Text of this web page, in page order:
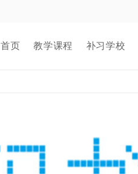
首页 教学课程 补习学校